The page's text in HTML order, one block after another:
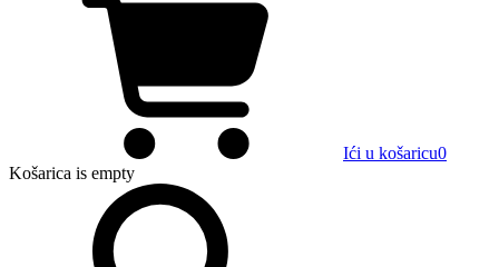
Ići u košaricu0
Košarica is empty